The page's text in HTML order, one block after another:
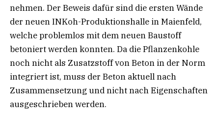
nehmen. Der Beweis dafür sind die ersten Wände
der neuen INKoh-Produktionshalle in Maienfeld,
welche problemlos mit dem neuen Baustoff
betoniert werden konnten. Da die Pflanzenkohle
noch nicht als Zusatzstoff von Beton in der Norm
integriert ist, muss der Beton aktuell nach
Zusammensetzung und nicht nach Eigenschaften
ausgeschrieben werden.